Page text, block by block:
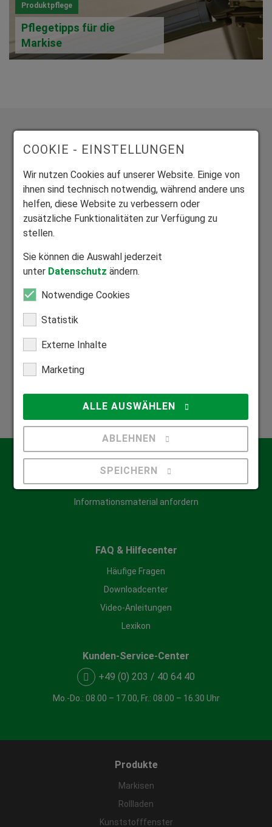
Produktpflege
Pflegetipps für die
Markise
Exklusive Bauelemente aus vier zertifizierten Werken
Wir fertigen alle Produkte individuell auf Maß.
Seriöser Direktvertrieb zum Nutzen unserer Kunden.
Mitglied Bundesverband Rollladen und Sonnenschutz
Zuhause in der Rollladen- und Sonnenschutzbranche.
Kontakt
Qualifizierte Beratung
Informationsmaterial anfordern
FAQ & Hilfecenter
Häufige Fragen
Downloadcenter
Video-Anleitungen
Lexikon
Kunden-Service-Center
+49 (0) 203 / 40 64 40
Mo.-Do.: 08.00 – 17.00, Fr.: 08.00 – 16.30 Uhr
Produkte
Markisen
Rollladen
Kunststofffenster
COOKIE - EINSTELLUNGEN
Wir nutzen Cookies auf unserer Website. Einige von
ihnen sind technisch notwendig, während andere uns
helfen, diese Website zu verbessern oder
zusätzliche Funktionalitäten zur Verfügung zu
stellen.
Sie können die Auswahl jederzeit
unter Datenschutz ändern.
Notwendige Cookies
Statistik
Externe Inhalte
Marketing
ALLE AUSWÄHLEN
ABLEHNEN
SPEICHERN
Details anzeigen